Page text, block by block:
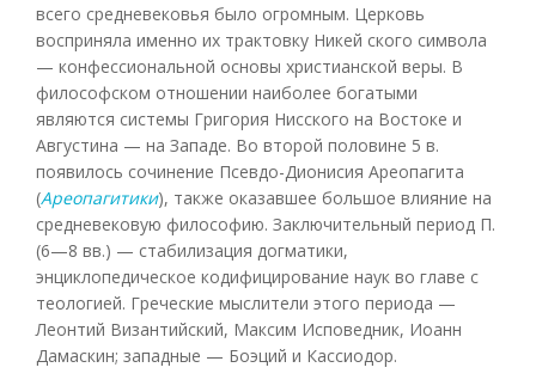
всего средневековья было огромным. Церковь
восприняла именно их трактовку Никей ского символа
— конфессиональной основы христианской веры. В
философском отношении наиболее богатыми
являются системы Григория Нисского на Востоке и
Августина — на Западе. Во второй половине 5 в.
появилось сочинение Псевдо-Дионисия Ареопагита
(Ареопагитики), также оказавшее большое влияние на
средневековую философию. Заключительный период П.
(6—8 вв.) — стабилизация догматики,
энциклопедическое кодифицирование наук во главе с
теологией. Греческие мыслители этого периода —
Леонтий Византийский, Максим Исповедник, Иоанн
Дамаскин; западные — Боэций и Кассиодор.